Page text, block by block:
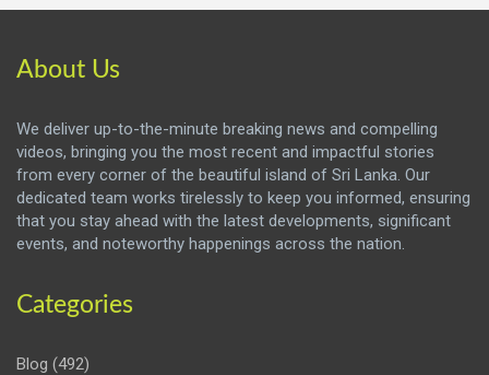
About Us
We deliver up-to-the-minute breaking news and compelling
videos, bringing you the most recent and impactful stories
from every corner of the beautiful island of Sri Lanka. Our
dedicated team works tirelessly to keep you informed, ensuring
that you stay ahead with the latest developments, significant
events, and noteworthy happenings across the nation.
Categories
Blog (492)